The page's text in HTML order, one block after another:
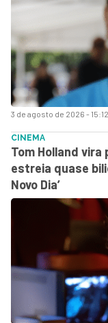
3 de agosto de 2026 - 15:12
CINEMA
Tom Holland
estreia quase
Novo Dia’